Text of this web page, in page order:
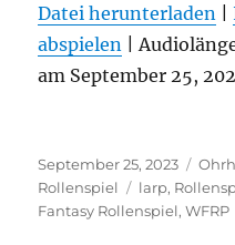
RSS FEED
TEILEN
LINK
Datei herunterladen |
abspielen |
am September 25,
Veröffentlicht
am
September 25, 2023
Rollenspiel
Schlagwörter
larp,
Fantasy Rollenspiel,WFRP